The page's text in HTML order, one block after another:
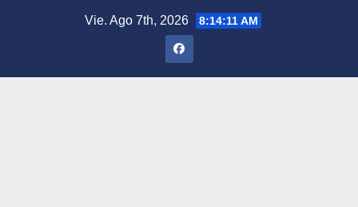
Vie. Ago 7th, 2026 8:14:12 AM